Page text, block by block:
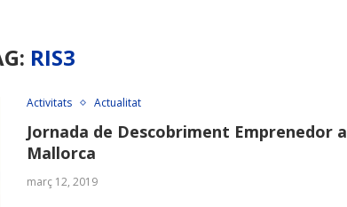
RIS3
Activitats Actualitat
Jornada de Descobriment Emprenedor a
Mallorca
març 12, 2019